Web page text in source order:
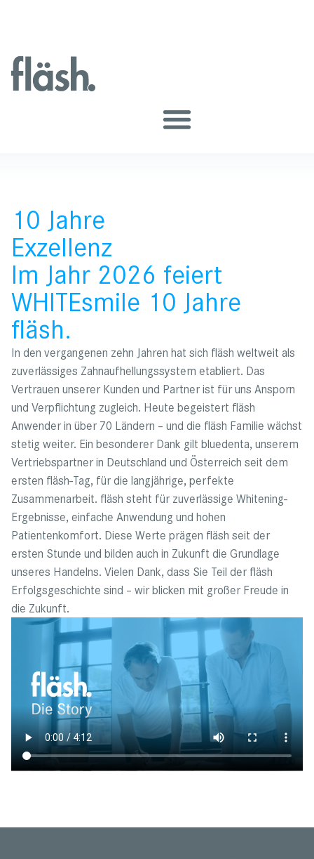
10 Jahre
Exzellenz
Im Jahr 2026 feiert
WHITEsmile 10 Jahre
fläsh.
In den vergangenen zehn Jahren hat sich fläsh weltweit als
zuverlässiges Zahnaufhellungssystem etabliert. Das
Vertrauen unserer Kunden und Partner ist für uns Ansporn
und Verpflichtung zugleich. Heute begeistert fläsh
Anwender in über 70 Ländern – und die fläsh Familie wächst
stetig weiter. Ein besonderer Dank gilt bluedenta, unserem
Vertriebspartner in Deutschland und Österreich seit dem
ersten fläsh-Tag, für die langjährige, perfekte
Zusammenarbeit. fläsh steht für zuverlässige Whitening-
Ergebnisse, einfache Anwendung und hohen
Patientenkomfort. Diese Werte prägen fläsh seit der
ersten Stunde und bilden auch in Zukunft die Grundlage
unseres Handelns. Vielen Dank, dass Sie Teil der fläsh
Erfolgsgeschichte sind – wir blicken mit großer Freude in
die Zukunft.